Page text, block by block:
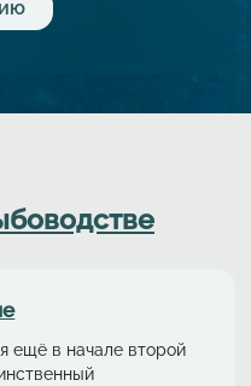
ещё в начале второй